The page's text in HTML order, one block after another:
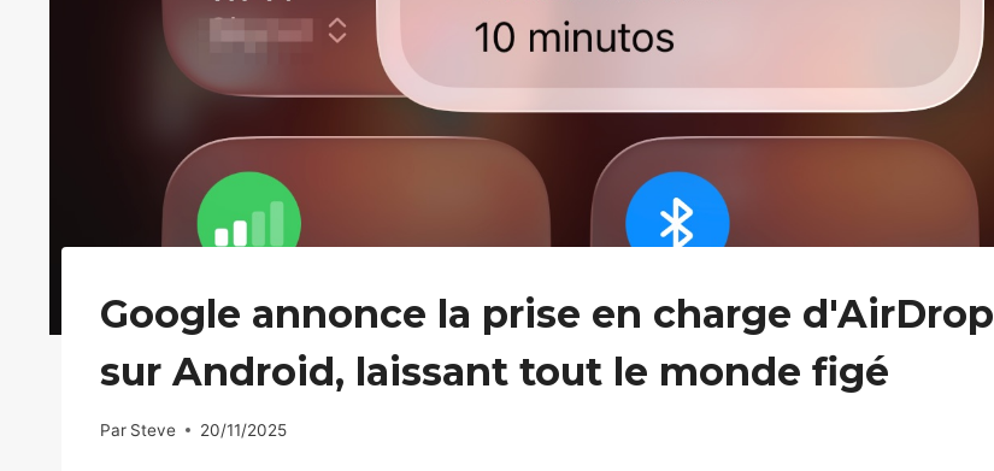
Google annonce la prise en charge d'AirDrop
sur Android, laissant tout le monde figé
Par Steve 20/11/2025